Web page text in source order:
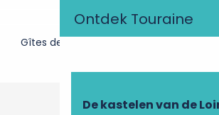
Ontdek Touraine
De kastelen van de
Gîtes de France